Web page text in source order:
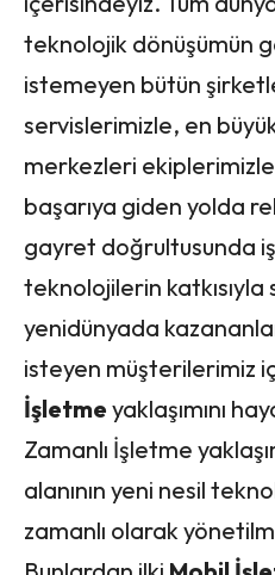
teknolojik dönüşümün
istemeyen bütün
servislerimizle, en
merkezleri
başarıya giden yolda
gayret doğrultusunda
teknolojilerin katkısıyla
yenidünyada
isteyen müşterilerimiz
İşletme yaklaşımını
Zamanlı İşletme
alanının yeni nesil
zamanlı olarak